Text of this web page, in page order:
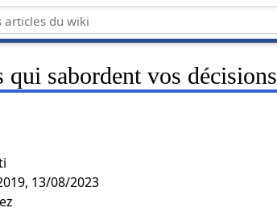
sabordent vos décisions
13/08/2023